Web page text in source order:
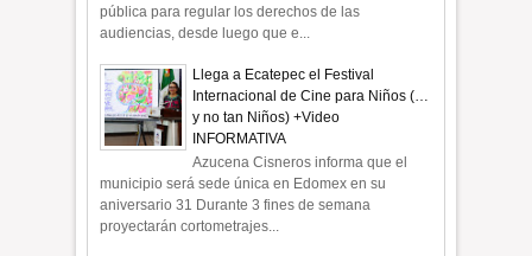
pública para regular los derechos de las
audiencias, desde luego que e...
Llega a Ecatepec el Festival
Internacional de Cine para Niños (…
y no tan Niños) +Video
INFORMATIVA
Azucena Cisneros informa que el
municipio será sede única en Edomex en su
aniversario 31 Durante 3 fines de semana
proyectarán cortometrajes...